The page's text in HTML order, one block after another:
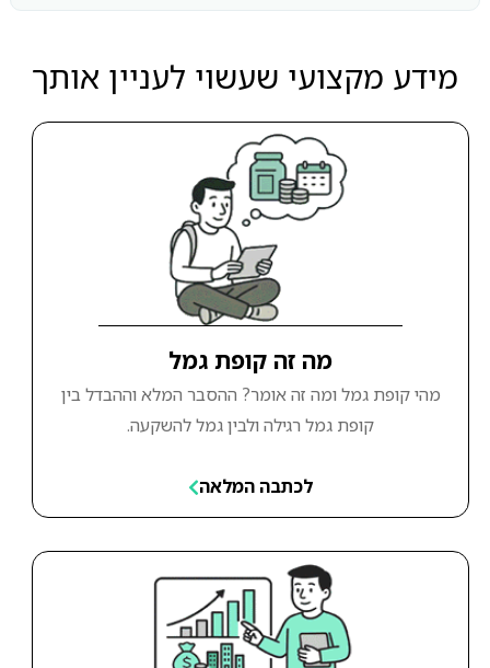
מידע מקצועי שעשוי לעניין אותך
מה זה קופת גמל
מהי קופת גמל ומה זה אומר? ההסבר המלא וההבדל בין
קופת גמל רגילה ולבין גמל להשקעה.
לכתבה המלאה